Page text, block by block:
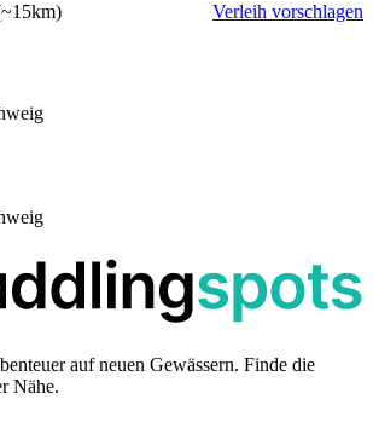
Verleih vorschlagen
auf neuen Gewässern. Finde die
Nähe.